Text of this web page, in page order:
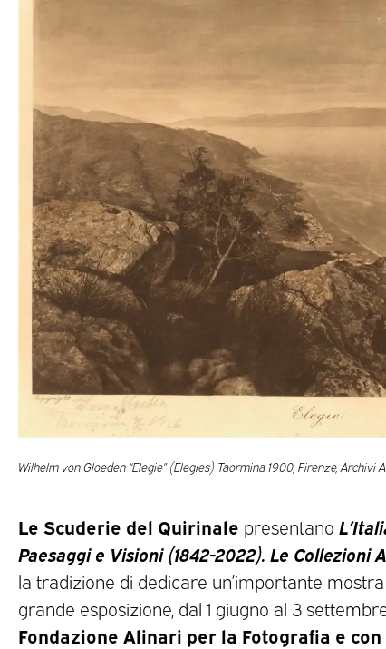
Wilhelm von Gloeden “Elegie” (Elegies) Taormina 1900, Firenze,
Le Scuderie del Quirinale presentano
Paesaggi e Visioni (1842-2022). Le Collezioni
la tradizione di dedicare un’importante
grande esposizione, dal 1 giugno al 3
Fondazione Alinari per la Fotografia e